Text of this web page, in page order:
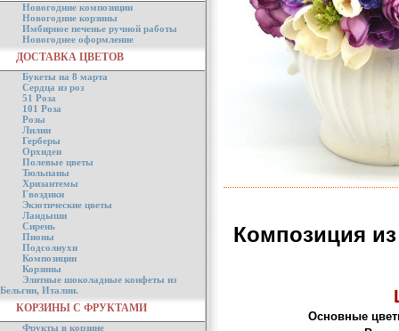
Новогодние композиции
Новогодние корзины
Имбирное печенье ручной работы
Новогоднее оформление
ДОСТАВКА ЦВЕТОВ
Букеты на 8 марта
Сердца из роз
51 Роза
101 Роза
Розы
Лилии
Герберы
Орхидеи
Полевые цветы
Тюльпаны
Хризантемы
Гвоздики
Экзотические цветы
Ландыши
Сирень
Пионы
Подсолнухи
Композиции
Корзины
Элитные шоколадные конфеты из
Бельгии, Италии.
КОРЗИНЫ С ФРУКТАМИ
Фрукты в корзине
Композиция
Основные